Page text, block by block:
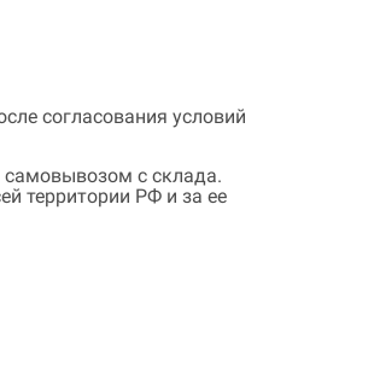
согласования условий
с склада.
территории РФ и за ее